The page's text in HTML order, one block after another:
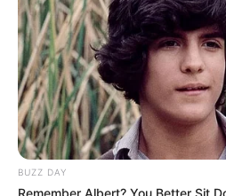
BUZZ DAY